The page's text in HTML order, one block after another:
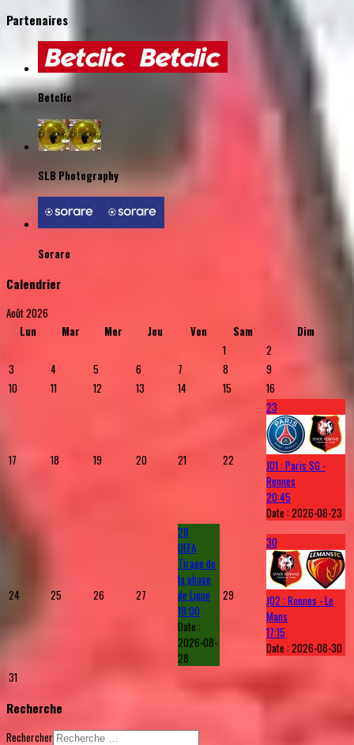
Partenaires
Betclic
SLB Photography
Sorare
Calendrier
Août 2026
Lun
Mar Mer Jeu Ven Sam
Dim
1
2
3
4 5 6 7 8
9
10
11 12 13 14 15 16
17 18 19 20 21 22
23
J01 : Paris SG -
Rennes
20:45
Date :2026-08-23
24 25 26 27
28
UEFA
Tirage de
la phase
de Ligue
18:00
Date :
2026-08-
28
29
30
J02 : Rennes - Le
Mans
17:15
Date :2026-08-30
31
Recherche
Rechercher